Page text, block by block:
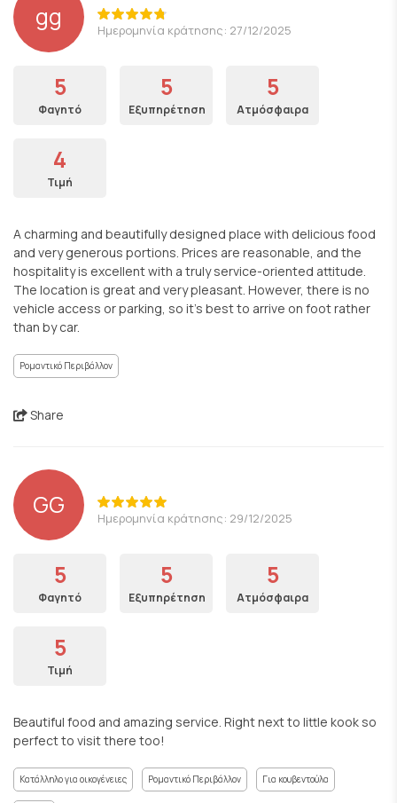
gg Ημερομηνία κράτησης: 27/12/2025
5
Φαγητό
5
Εξυπηρέτηση
5
Ατμόσφαιρα
4
Τιμή
A charming and beautifully designed place with delicious food
and very generous portions. Prices are reasonable, and the
hospitality is excellent with a truly service-oriented attitude.
The location is great and very pleasant. However, there is no
vehicle access or parking, so it’s best to arrive on foot rather
than by car.
Ρομαντικό Περιβάλλον
Share
GG Ημερομηνία κράτησης: 29/12/2025
5
Φαγητό
5
Εξυπηρέτηση
5
Ατμόσφαιρα
5
Τιμή
Beautiful food and amazing service. Right next to little kook so
perfect to visit there too!
Κατάλληλο για οικογένειες Ρομαντικό Περιβάλλον Για κουβεντούλα